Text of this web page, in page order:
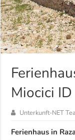
Miocici
Unterkunft-NET
Ferienhaus in